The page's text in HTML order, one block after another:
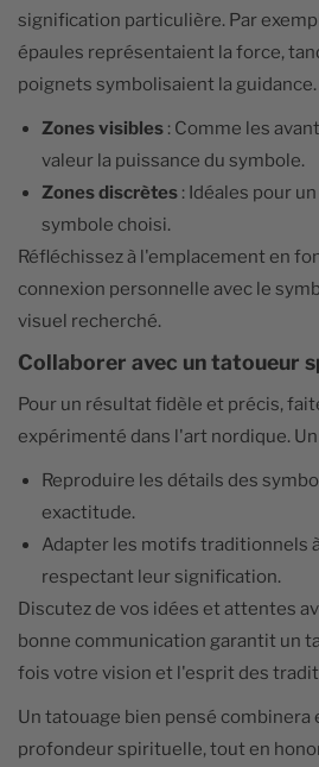
signification particulière. Par
épaules représentaient la force,
poignets symbolisaient la guidance.
Zones visibles : Comme les
valeur la puissance du symbole.
Zones discrètes : Idéales pour
symbole choisi.
Réfléchissez à l'emplacement en
connexion personnelle avec le
visuel recherché.
Collaborer avec un tatoueur
Pour un résultat fidèle et précis,
expérimenté dans l'art nordique.
Reproduire les détails des
exactitude.
Adapter les motifs traditionnels
respectant leur signification.
Discutez de vos idées et attentes
bonne communication garantit un
fois votre vision et l'esprit des
Un tatouage bien pensé
profondeur spirituelle, tout en